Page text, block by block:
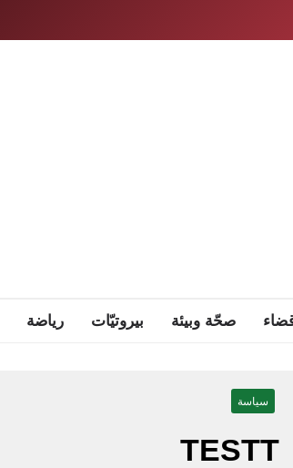
صحّة وبيئة بيروتيّات رياضة
سياسة
TESTT